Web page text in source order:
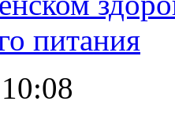
питания